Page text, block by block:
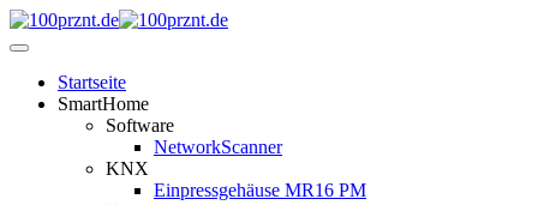
Startseite
SmartHome
Software
NetworkScanner
KNX
Einpressgehäuse MR16 PM